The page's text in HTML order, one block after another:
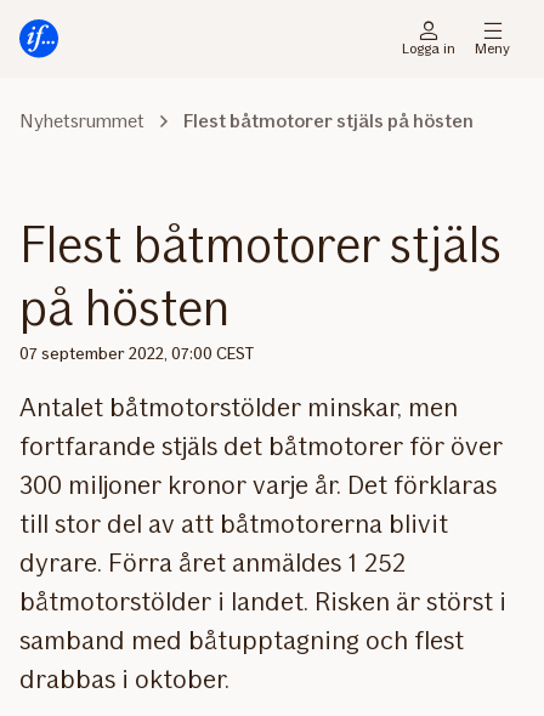
direkt
huvudmenyn
direkt
innehåll
Logga in Meny
Nyhetsrummet Flest båtmotorer stjäls på hösten
Flest båtmotorer stjäls
på hösten
07 september 2022, 07:00 CEST
Antalet båtmotorstölder minskar, men
fortfarande stjäls det båtmotorer för över
300 miljoner kronor varje år. Det förklaras
till stor del av att båtmotorerna blivit
dyrare. Förra året anmäldes 1 252
båtmotorstölder i landet. Risken är störst i
samband med båtupptagning och flest
drabbas i oktober.